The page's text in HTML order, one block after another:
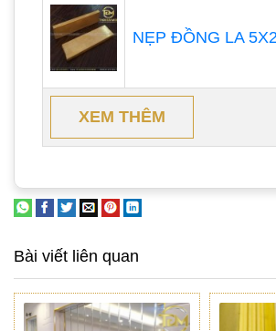
NẸP ĐỒNG LA
XEM THÊM
Bài viết liên quan